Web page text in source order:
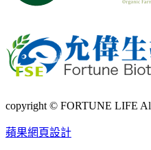
copyright © FORTUNE LIFE
蘋果網頁設計